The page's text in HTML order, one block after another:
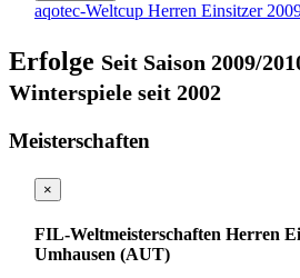
aqotec-Weltcup Herren Einsitzer
Erfolge Seit Saison 2009/
Winterspiele seit 2002
Meisterschaften
×
FIL-Weltmeisterschaften Herren
Umhausen (AUT)